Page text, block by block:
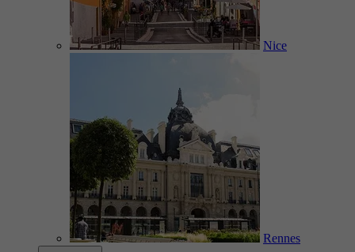
Nice
Rennes